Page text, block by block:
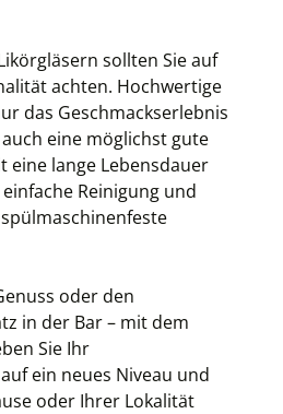
sollten Sie auf
achten. Hochwertige
das Geschmackserlebnis
eine möglichst gute
eine lange Lebensdauer
Reinigung und
oder den
in der Bar – mit dem
Sie Ihr
ein neues Niveau und
oder Ihrer Lokalität